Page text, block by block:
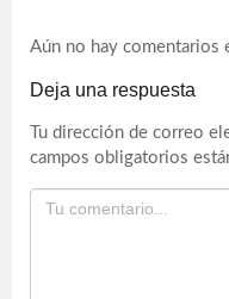
Aún no hay comentarios
Deja una respuesta
Tu dirección de correo
campos obligatorios